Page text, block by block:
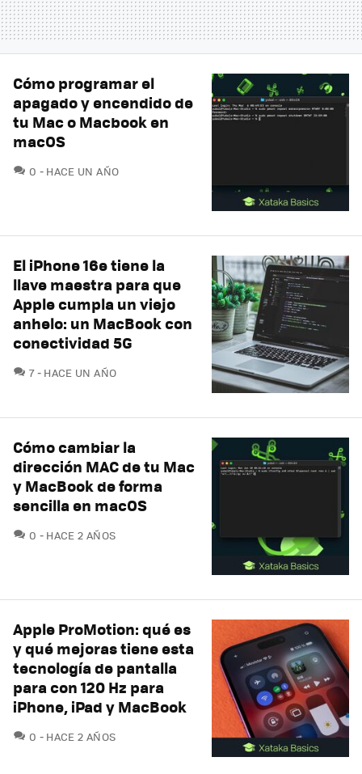
Cómo programar el
apagado y encendido de
tu Mac o Macbook en
macOS
0 COMENTARIOS
HACE UN AÑO
El iPhone 16e tiene la
llave maestra para que
Apple cumpla un viejo
anhelo: un MacBook con
conectividad 5G
7COMENTARIOS
HACE UN AÑO
Cómo cambiar la
dirección MAC de tu Mac
y MacBook de forma
sencilla en macOS
0 COMENTARIOS
HACE 2 AÑOS
Apple ProMotion: qué es
y qué mejoras tiene esta
tecnología de pantalla
para con 120 Hz para
iPhone, iPad y MacBook
0 COMENTARIOS
HACE 2 AÑOS